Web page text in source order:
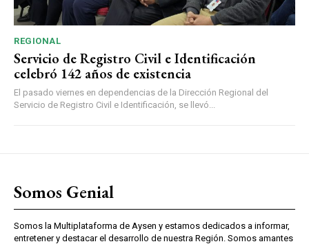
REGIONAL
Servicio de Registro Civil e Identificación
celebró 142 años de existencia
El pasado viernes en dependencias de la Dirección Regional del
Servicio de Registro Civil e Identificación, se llevó...
Somos Genial
Somos la Multiplataforma de Aysen y estamos dedicados a informar,
entretener y destacar el desarrollo de nuestra Región. Somos amantes